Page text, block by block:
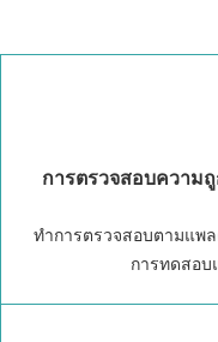
การตรวจสอบความ
ทำการตรวจสอบตามแพ
การทดสอบ